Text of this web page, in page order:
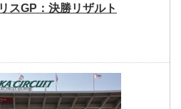
スGP：決勝リザルト